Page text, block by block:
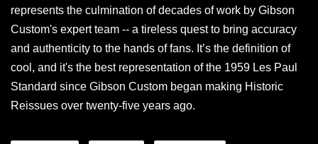
represents the culmination of decades of work by Gibson
Custom's expert team -- a tireless quest to bring accuracy
and authenticity to the hands of fans. It’s the definition of
cool, and it's the best representation of the 1959 Les Paul
Standard since Gibson Custom began making Historic
Reissues over twenty-five years ago.